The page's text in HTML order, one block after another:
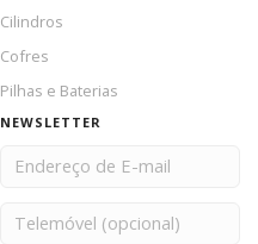
Cilindros
Cofres
Pilhas e Baterias
NEWSLETTER